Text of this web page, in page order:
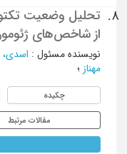
8.
تحلیل وضعیت
از شاخص‌های
نویسنده مسئول : اسدی،
مهناز؛
چکیده
مقالات مرتبط